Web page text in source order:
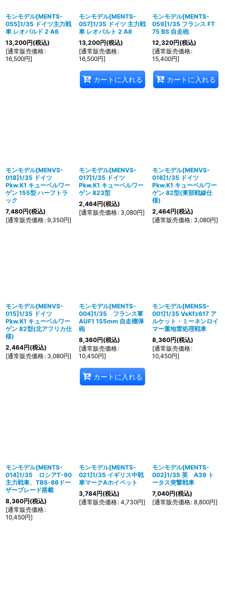
モンモデル[MENTS-
055]1/35 ドイツ主力戦
車 レオパルド 2 A6
13,200円(税込)
[通常販売価格:
16,500円]
モンモデル[MENTS-
057]1/35 ドイツ 主力戦
車 レオパルト 2 A8
13,200円(税込)
[通常販売価格:
16,500円]
カートに入れる
モンモデル[MENTS-
059]1/35 フランス FT
75 BS 自走砲
12,320円(税込)
[通常販売価格:
15,400円]
カートに入れる
モンモデル[MENVS-
018]1/35 ドイツ
Pkw.K1 キューベルワー
ゲン 155型 ハーフトラ
ック
7,480円(税込)
[通常販売価格: 9,350円]
モンモデル[MENVS-
017]1/35 ドイツ
Pkw.K1 キューベルワー
ゲン 823型
2,464円(税込)
[通常販売価格: 3,080円]
モンモデル[MENVS-
016]1/35 ドイツ
Pkw.K1 キューベルワー
ゲン 82型(東部戦線仕
様)
2,464円(税込)
[通常販売価格: 3,080円]
モンモデル[MENVS-
015]1/35 ドイツ
Pkw.K1 キューベルワー
ゲン 82型(北アフリカ仕
様)
2,464円(税込)
[通常販売価格: 3,080円]
モンモデル[MENTS-
004]1/35 フランス軍
AUF1 155mm 自走榴弾
砲
8,360円(税込)
[通常販売価格:
10,450円]
カートに入れる
モンモデル[MENSS-
001]1/35 VsKfz617 ア
ルケット・ミーネンロイ
マー重地雷処理戦車
8,360円(税込)
[通常販売価格:
10,450円]
モンモデル[MENTS-
014]1/35 ロシアT-90
主力戦車、TBS-86ドー
ザーブレード搭載
8,360円(税込)
[通常販売価格:
10,450円]
モンモデル[MENTS-
021]1/35 イギリス中戦
車マークAホイペット
3,784円(税込)
[通常販売価格: 4,730円]
モンモデル[MENTS-
002]1/35 英 A39 ト
ータス突撃戦車
7,040円(税込)
[通常販売価格: 8,800円]